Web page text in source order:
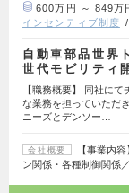
600万円 ～ 849万
インセンティブ制度
自動車部品世界
世代モビリティ
【職務概要】 同社に
な業務を担っていただ
ニーズとデンソー…
会社概要
【事業内
ン関係・各種制御関係